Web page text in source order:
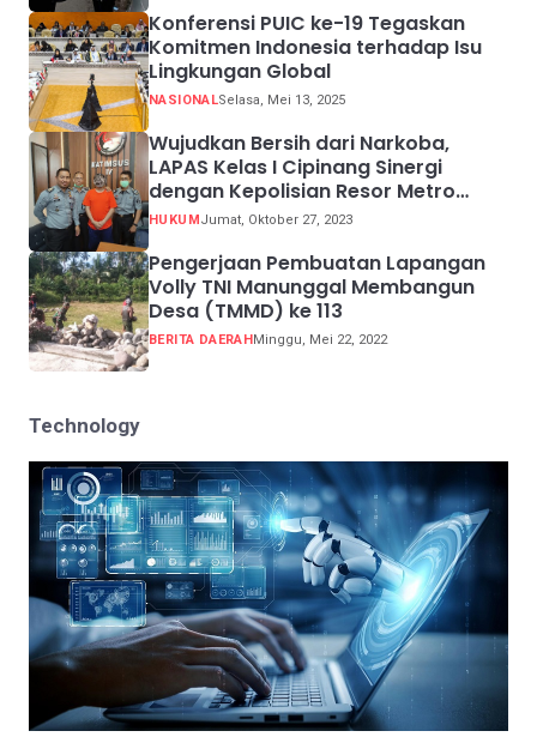
Konferensi PUIC ke-19 Tegaskan
Komitmen Indonesia terhadap Isu
Lingkungan Global
NASIONALSelasa, Mei 13, 2025
Wujudkan Bersih dari Narkoba,
LAPAS Kelas I Cipinang Sinergi
dengan Kepolisian Resor Metro
Jakarta Barat
HUKUMJumat, Oktober 27, 2023
Pengerjaan Pembuatan Lapangan
Volly TNI Manunggal Membangun
Desa (TMMD) ke 113
BERITA DAERAHMinggu, Mei 22, 2022
Technology